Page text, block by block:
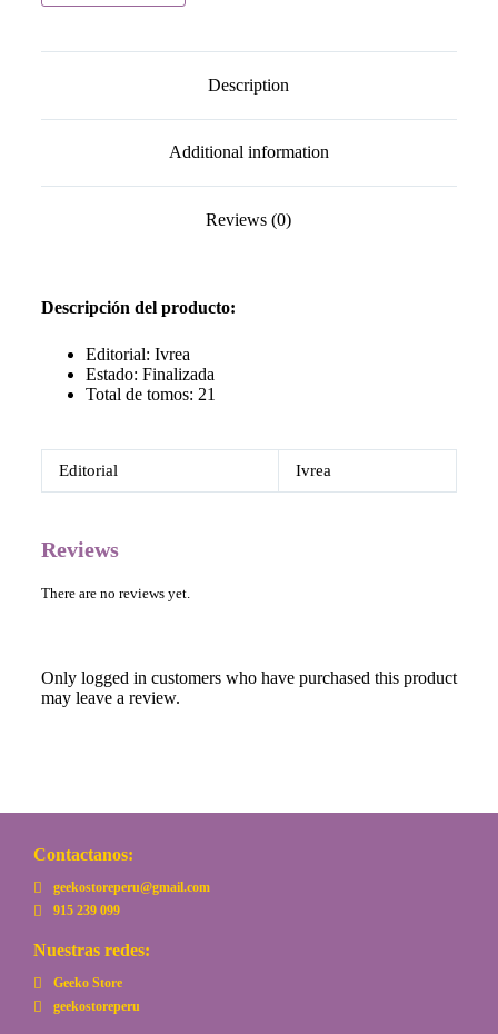
Description
Additional information
Reviews (0)
Descripción del producto:
Editorial: Ivrea
Estado: Finalizada
Total de tomos: 21
Editorial Ivrea
Reviews
There are no reviews yet.
Only logged in customers who have purchased this product
may leave a review.
Contactanos:
geekostoreperu@gmail.com
915 239 099
Nuestras redes:
Geeko Store
geekostoreperu